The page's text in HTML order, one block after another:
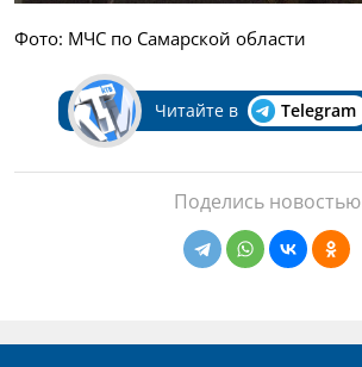
Фото: МЧС по Самарской области
Читайте в Telegram
Поделись новостью